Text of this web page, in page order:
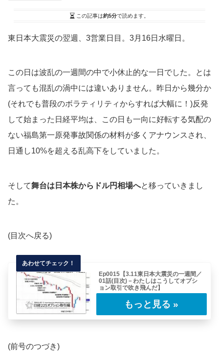
この記事は約5分で読めます。
東日本大震災の翌週、3営業日目。3月16日水曜日。
この日は波乱の一週間の中で小休止的な一日でした。とは
言っても混乱の渦中には違いありません。昨日から幾分か
(それでも普段のボラティリティからすれば大幅に！)反発
して始まった日経平均は、この日も一向に好転する気配の
ない福島第一原発事故関係の材料が多くアナウンスされ、
日通し10%を超える乱高下をしていました。
そして舞台は日本株からドル円相場へと移っていきまし
た。
(目次へ戻る)
Ep0015【3.11東日本大震災の一週間／
01話(目次)－わたしはこうしてオプシ
ョン取引で吹き飛んだ】
から連載していくようなレポートを書いていま
(前号のつづき)